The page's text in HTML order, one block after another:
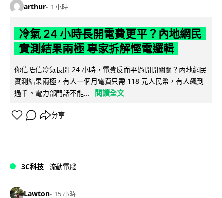
arthur 1 小時
冷氣 24 小時長開電費更平？內地網民
實測結果兩極 專家拆解慳電邏輯
你信唔信冷氣長開 24 小時，電費反而平過開開關關？內地網民
實測結果兩極，有人一個月電費只需 118 元人民幣，有人飆到
過千。電力部門話不能...
閱讀全文
分享
3C科技 流動電腦
Lawton 15 小時